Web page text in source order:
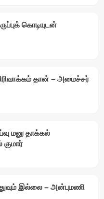
கொடியுடன்
தான் – அமைச்சர்
மனு தாக்கல்
இல்லை – அன்புமணி